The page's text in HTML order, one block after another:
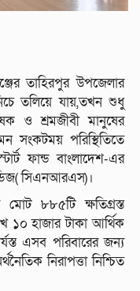
তাহিরপুর উপজেলার
তলিয়ে যায়,তখন শুধু
ও শ্রমজীবী মানুষের
সংকটময় পরিস্থিতিতে
ফান্ড বাংলাদেশ-এর
সিএনআরএস)।
৮৮৫টি ক্ষতিগ্রস্ত
১০ হাজার টাকা আর্থিক
এসব পরিবারের জন্য
নিরাপত্তা নিশ্চিত